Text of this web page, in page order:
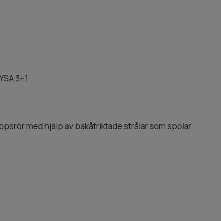
3+1
med hjälp av bakåtriktade strålar som spolar